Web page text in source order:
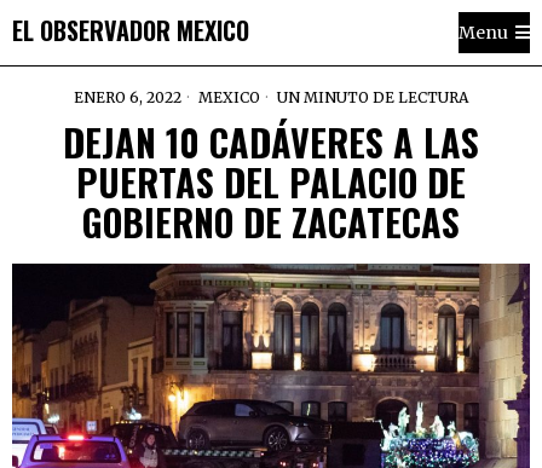
EL OBSERVADOR MEXICO Menu
ENERO 6, 2022 MEXICO UN MINUTO DE LECTURA
DEJAN 10 CADÁVERES A LAS
PUERTAS DEL PALACIO DE
GOBIERNO DE ZACATECAS